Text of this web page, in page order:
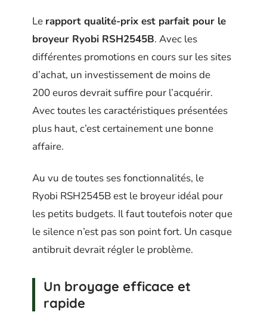
Le rapport qualité-prix est parfait pour le
broyeur Ryobi RSH2545B. Avec les
différentes promotions en cours sur les sites
d’achat, un investissement de moins de
200 euros devrait suffire pour l’acquérir.
Avec toutes les caractéristiques présentées
plus haut, c’est certainement une bonne
affaire.
Au vu de toutes ses fonctionnalités, le
Ryobi RSH2545B est le broyeur idéal pour
les petits budgets. Il faut toutefois noter que
le silence n’est pas son point fort. Un casque
antibruit devrait régler le problème.
Un broyage efficace et
rapide